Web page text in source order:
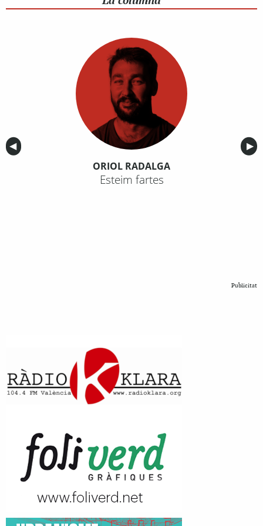
Anterior
◀︎ ▶︎
ORIOL RADALGA
Esteim fartes
Publicitat